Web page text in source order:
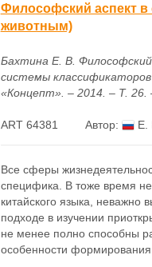
Философский аспект в
животным)
Бахтина Е. В.
системы
«Концепт». – 2014. – Т. 26.
ART 64381 Автор: Е.
Все сферы
специфика. В тоже время
китайского языка, неважно
подходе в изучении
не менее полно способны
особенности формирования